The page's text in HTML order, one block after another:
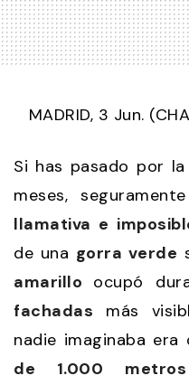
MADRID, 3 Jun.
Si has pasado por la
meses,
llamativa e
de una gorra verde
amarillo ocupó
fachadas más
nadie imaginaba era
de 1.000 metros